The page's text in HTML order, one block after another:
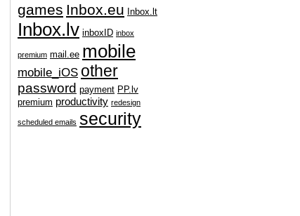
games Inbox.eu Inbox.lt
Inbox.lv inboxID inbox
premium mail.ee mobile
mobile_iOS other
password payment PP.lv
premium productivity redesign
scheduled emails security